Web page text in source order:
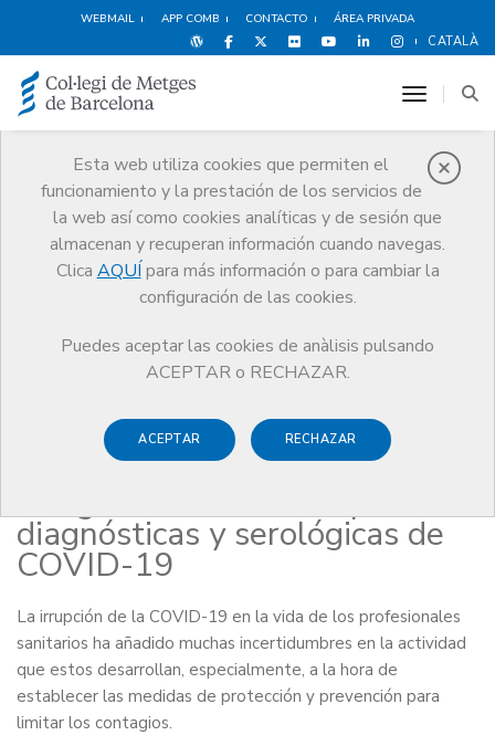
WEBMAIL APP COMB CONTACTO ÁREA PRIVADA
CATALÀ
Esta web utiliza cookies que permiten el
funcionamiento y la prestación de los servicios de
la web así como cookies analíticas y de sesión que
almacenan y recuperan información cuando navegas.
Clica AQUÍ para más información o para cambiar la
configuración de las cookies.
Puedes aceptar las cookies de anàlisis pulsando
ACEPTAR o RECHAZAR.
ACEPTAR RECHAZAR
toggle
Noticias
Comunicación
Noticias
El CoMB facilita a los colegiados el acceso a pruebas diagnósticas y
serológicas de COVID-19
16 JUNIO DE 2020
El CoMB facilita a los
colegiados el acceso a pruebas
diagnósticas y serológicas de
COVID-19
La irrupción de la COVID-19 en la vida de los profesionales
sanitarios ha añadido muchas incertidumbres en la actividad
que estos desarrollan, especialmente, a la hora de
establecer las medidas de protección y prevención para
limitar los contagios.